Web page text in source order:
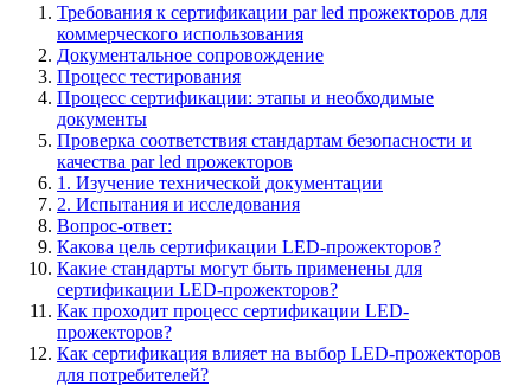
Требования к сертификации par led прожекторов для
коммерческого использования
Документальное сопровождение
Процесс тестирования
Процесс сертификации: этапы и необходимые
документы
Проверка соответствия стандартам безопасности и
качества par led прожекторов
1. Изучение технической документации
2. Испытания и исследования
Вопрос-ответ:
Какова цель сертификации LED-прожекторов?
Какие стандарты могут быть применены для
сертификации LED-прожекторов?
Как проходит процесс сертификации LED-
прожекторов?
Как сертификация влияет на выбор LED-прожекторов
для потребителей?